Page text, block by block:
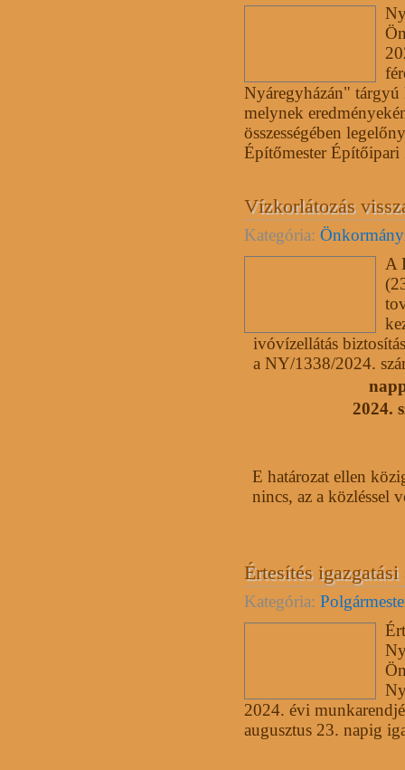
Nyáregyházán" tárgyú
melynek
összességében
Építőmester Építőipari
Vízkorlátozás
Kategória:
A
ivóvízellátás
a NY/1338/2024.
2024.
E határozat ellen
nincs, az a közléssel
Értesítés
Kategória:
2024. évi
augusztus 23. napig